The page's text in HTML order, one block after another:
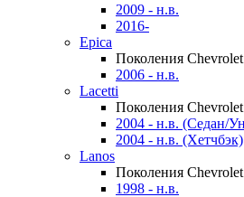
2009 - н.в.
2016-
Epica
Поколения
2006 - н.в.
Lacetti
Поколения
2004 - н.в. (Седан/
2004 - н.в. (Хетчбэк)
Lanos
Поколения
1998 - н.в.